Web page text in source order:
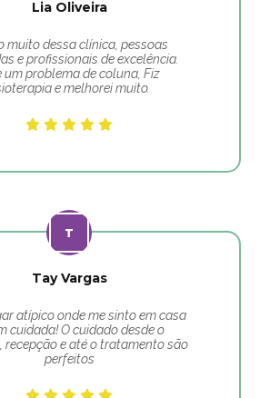
Lia Oliveira
muito dessa clínica, pessoas
e profissionais de excelência.
um problema de coluna, Fiz
e melhorei muito.
Tay Vargas
atípico onde me sinto em casa
cuidada! O cuidado desde o
recepção e até o tratamento são
perfeitos